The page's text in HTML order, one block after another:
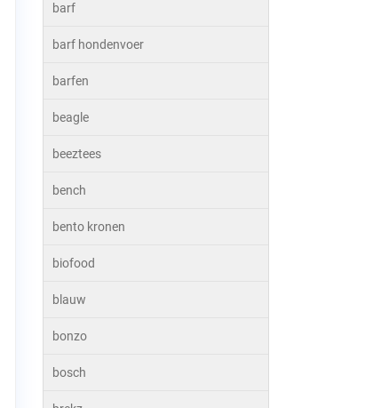
barf
barf hondenvoer
barfen
beagle
beeztees
bench
bento kronen
biofood
blauw
bonzo
bosch